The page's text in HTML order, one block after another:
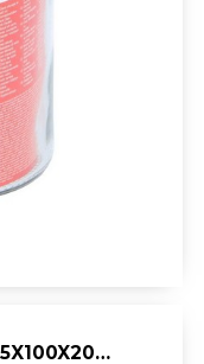
KOFFIECUPHOUDER ALPINA 165X100X205 30ST